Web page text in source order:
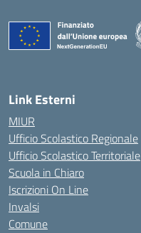
Link Esterni
MIUR
Ufficio Scolastico Regionale
Ufficio Scolastico Territoriale
Scuola in Chiaro
Iscrizioni On Line
Invalsi
Comune